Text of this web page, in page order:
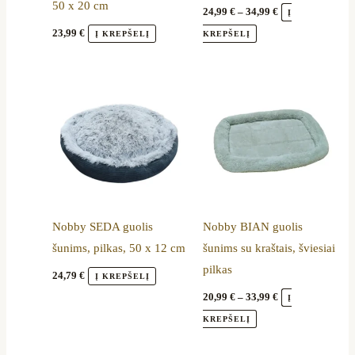
50 x 20 cm
23,99€ Į KREPŠELĮ
24,99 € – 34,99 € Į
KREPŠELĮ
chosen
Nobby SEDA guolis
šunims, pilkas, 50 x 12 cm
24,79€ Į KREPŠELĮ
Nobby BIAN guolis
šunims su kraštais, šviesiai
pilkas
20,99 € – 33,99 €
through
33,99 €
Į
KREPŠELĮ
has
multiple
variants.
may
be
on